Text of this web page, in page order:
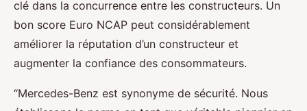
clé dans la concurrence entre les constructeurs. Un
bon score Euro NCAP peut considérablement
améliorer la réputation d’un constructeur et
augmenter la confiance des consommateurs.
“Mercedes-Benz est synonyme de sécurité. Nous